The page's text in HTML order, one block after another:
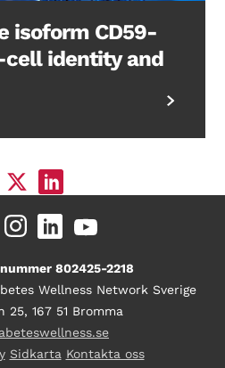
isoform CD59-
cell identity and
802425-2218
Wellness Network Sverige
25, 167 51 Bromma
Sidkarta Kontakta oss